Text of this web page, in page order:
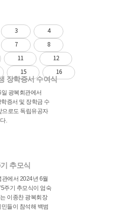
3 4
7 8
11 12
15 16
장학증서 수여식
광복회관에서
증서 및 장학금 수
으로도 독립유공자
.
추모식
에서 2024년 6월
주기 추모식이 엄숙
이종찬 광복회장
들이 참석해 백범